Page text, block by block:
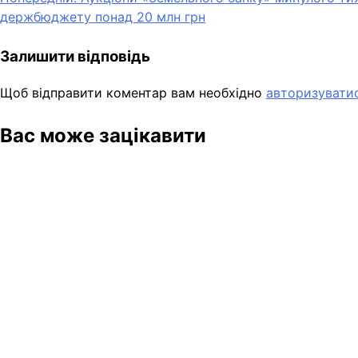
записів
держбюджету понад 20 млн грн
Залишити відповідь
Щоб відправити коментар вам необхідно
Вас може зацікавити